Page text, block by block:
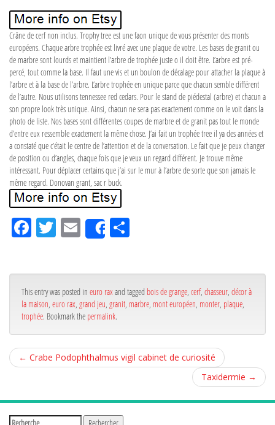
Crâne de cerf non inclus. Trophy tree est une faon unique de vous présenter des monts
européens. Chaque arbre trophée est livré avec une plaque de votre. Les bases de granit ou
de marbre sont lourds et maintient l’arbre de trophée juste o il doit être. L’arbre est pré-
percé, tout comme la base. Il faut une vis et un boulon de décalage pour attacher la plaque à
l’arbre et à la base de l’arbre. L’arbre trophée en unique parce que chacun semble différent
de l’autre. Nous utilisons tennessee red cedars. Pour le stand de piédestal (arbre) et chacun a
son propre look très unique. Ainsi, chacun ne sera pas exactement comme on le voit dans la
photo de liste. Nos bases sont différentes coupes de marbre et de granit pas tout le monde
d’entre eux ressemble exactement la même chose. J’ai fait un trophée tree il ya des années et
a constaté que c’était le centre de l’attention et de la conversation. Le fait que je peux changer
de position ou d’angles, chaque fois que je veux un regard différent. Je trouve même
intéressant. Pour déplacer certains que j’ai sur le mur à l’arbre de sorte que son jamais le
même regard. Donovan grant, sac r buck.
Fa
ce
ok
Tw
itt
Em
ail
Share
r
This entry was posted in euro rax and tagged bois de grange cerf, chasseur décor à
la maison euro rax grand jeu granit marbre mont européen monter plaque
trophée. Bookmark the permalink.
← Crabe Podophthalmus vigil cabinet de curiosité
Taxidermie →